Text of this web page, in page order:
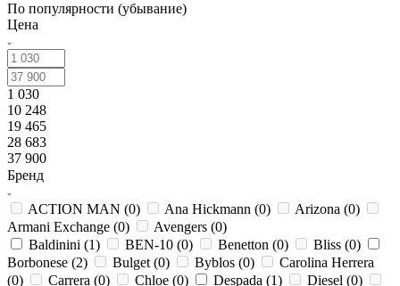
По популярности (убывание)
Цена
1 030
10 248
19 465
28 683
37 900
Бренд
ACTION MAN (0) Ana Hickmann (0) Arizona (0)
Armani Exchange (0) Avengers (0)
Baldinini (1) BEN-10 (0) Benetton (0) Bliss (0)
Borbonese (2) Bulget (0) Byblos (0)
Carolina Herrera
(0) Carrera (0) Chloe (0) Despada (1) Diesel (0)